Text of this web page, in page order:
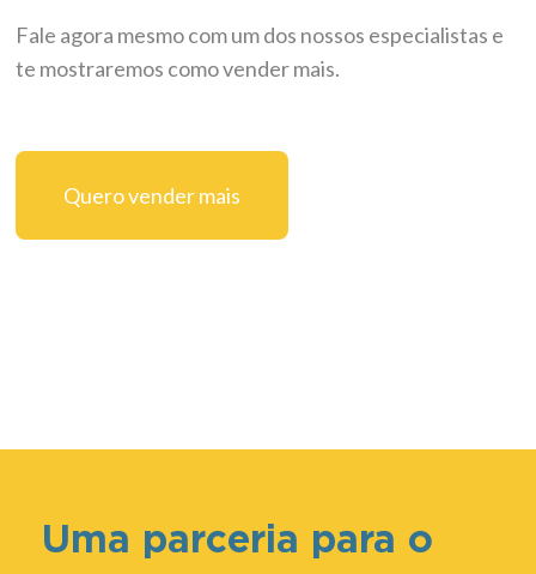
Fale agora mesmo com um dos nossos especialistas e
te mostraremos como vender mais.
Quero vender mais
Uma parceria para o